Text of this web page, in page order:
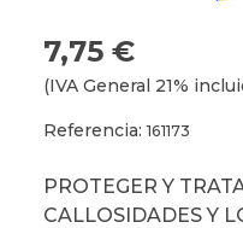
7,75 €
(IVA General 21%
Referencia:161173
PROTEGER Y
CALLOSIDADES Y